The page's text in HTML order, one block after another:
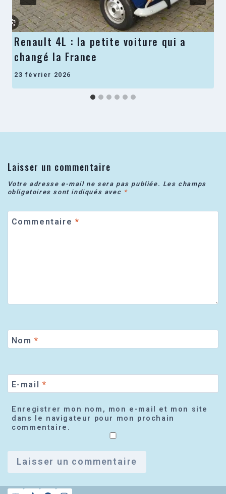
Renault 4L : la petite voiture qui a
changé la France
23 février 2026
Laisser un commentaire
Votre adresse e-mail ne sera pas publiée. Les champs
obligatoires sont indiqués avec *
Commentaire *
Nom *
E-mail *
Enregistrer mon nom, mon e-mail et mon site
dans le navigateur pour mon prochain
commentaire.